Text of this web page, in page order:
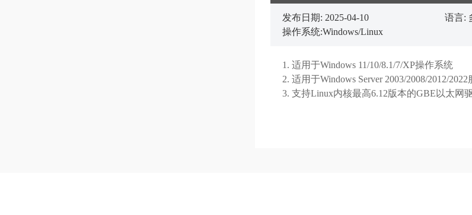
发布日期: 2025-04-10 语言:
操作系统:Windows/Linux
1. 适用于Windows 11/10/8.1/7/XP操作系统
2. 适用于Windows Server 2003/2008/2012/